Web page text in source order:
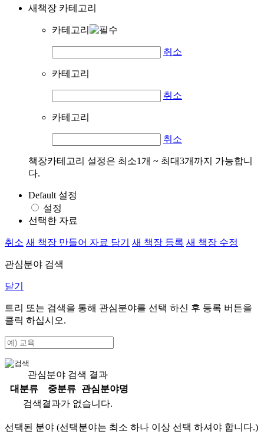
새책장 카테고리
카테고리
취소
카테고리
취소
카테고리
취소
책장카테고리 설정은 최소1개 ~ 최대3개까지 가능합니
다.
Default 설정
설정
선택한 자료
취소 새 책장 만들어 자료 담기 새 책장 등록 새 책장 수정
관심분야 검색
닫기
트리 또는 검색을 통해 관심분야를 선택 하신 후 등록 버튼을
클릭 하십시오.
관심분야 검색 결과
대분류
중분류
관심분야명
검색결과가 없습니다.
선택된 분야 (선택분야는 최소 하나 이상 선택 하셔야 합니다.)